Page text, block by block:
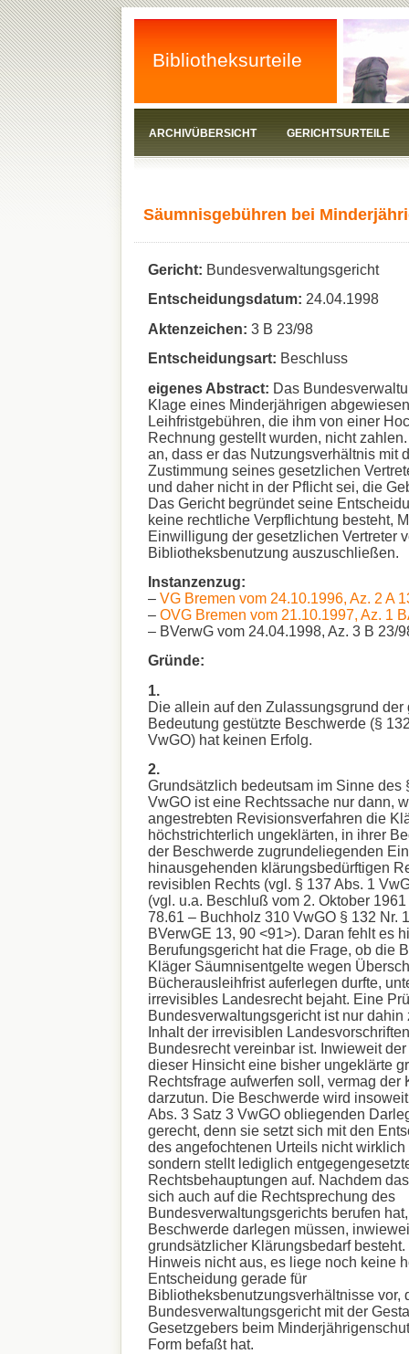
Bibliotheksurteile
ARCHIVÜBERSICHT GERICHTSURTEILE
Säumnisgebühren bei
Gericht: Bundesverwaltungsgericht
Entscheidungsdatum: 24.04.1998
Aktenzeichen: 3 B 23/98
Entscheidungsart: Beschluss
eigenes Abstract: Das
Klage eines Minderjährigen
Leihfristgebühren, die ihm von einer
Rechnung gestellt wurden, nicht
an, dass er das Nutzungsverhältnis mit
Zustimmung seines gesetzlichen
und daher nicht in der Pflicht sei, die
Das Gericht begründet seine
keine rechtliche Verpflichtung besteht,
Einwilligung der gesetzlichen Vertreter
Bibliotheksbenutzung auszuschließen.
Instanzenzug:
–VG Bremen vom 24.10.1996, Az. 2 A
–OVG Bremen vom 21.10.1997, Az. 1
– BVerwG vom 24.04.1998, Az. 3 B 23/
Gründe:
1.
Die allein auf den Zulassungsgrund der
Bedeutung gestützte Beschwerde (§
VwGO) hat keinen Erfolg.
2.
Grundsätzlich bedeutsam im Sinne des
VwGO ist eine Rechtssache nur dann,
angestrebten Revisionsverfahren die
höchstrichterlich ungeklärten, in ihrer
der Beschwerde zugrundeliegenden
hinausgehenden klärungsbedürftigen
revisiblen Rechts (vgl. § 137 Abs. 1
(vgl. u.a. Beschluß vom 2. Oktober
78.61 – Buchholz 310 VwGO § 132 Nr.
BVerwGE 13, 90 <91>). Daran fehlt es
Berufungsgericht hat die Frage, ob die
Kläger Säumnisentgelte wegen
Bücherausleihfrist auferlegen durfte,
irrevisibles Landesrecht bejaht. Eine
Bundesverwaltungsgericht ist nur dahin
Inhalt der irrevisiblen
Bundesrecht vereinbar ist. Inwieweit
dieser Hinsicht eine bisher ungeklärte
Rechtsfrage aufwerfen soll, vermag der
darzutun. Die Beschwerde wird
Abs. 3 Satz 3 VwGO obliegenden
gerecht, denn sie setzt sich mit den
des angefochtenen Urteils nicht wirklich
sondern stellt lediglich
Rechtsbehauptungen auf. Nachdem
sich auch auf die Rechtsprechung des
Bundesverwaltungsgerichts berufen
Beschwerde darlegen müssen,
grundsätzlicher Klärungsbedarf
Hinweis nicht aus, es liege noch keine
Entscheidung gerade für
Bibliotheksbenutzungsverhältnisse vor,
Bundesverwaltungsgericht mit der
Gesetzgebers beim
Form befaßt hat.